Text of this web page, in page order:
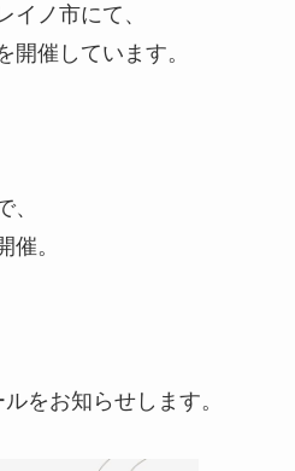
イノ市にて、
開催しています。
、
催。
をお知らせします。